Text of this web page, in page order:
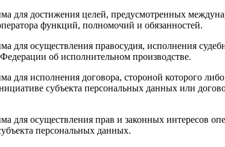
для достижения целей, предусмотренных
функций, полномочий и обязанностей.
для осуществления правосудия, исполнения
об исполнительном производстве.
для исполнения договора, стороной которого
субъекта персональных данных или
для осуществления прав и законных интересов
персональных данных.